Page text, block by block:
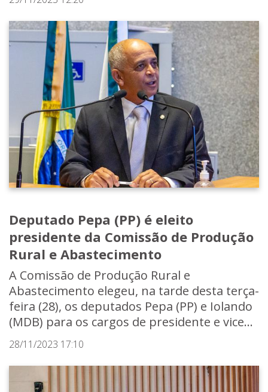
Deputado Pepa (PP) é eleito
presidente da Comissão de Produção
Rural e Abastecimento
A Comissão de Produção Rural e
Abastecimento elegeu, na tarde desta terça-
feira (28), os deputados Pepa (PP) e Iolando
(MDB) para os cargos de presidente e vice...
28/11/2023 17:10